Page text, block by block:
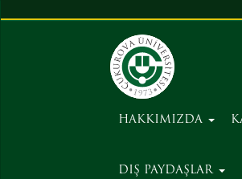
HAKKIMIZDA
DIŞ PAYDAŞLAR